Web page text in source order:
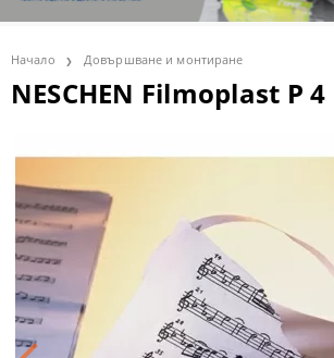
Начало Довършване и монтиране
NESCHEN Filmoplast P